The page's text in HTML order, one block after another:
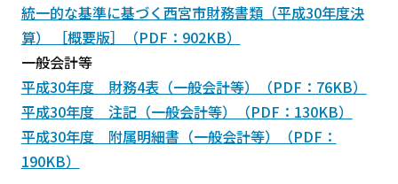
統一的な基準に基づく西宮市財務書類（平成30年度決
算） ［概要版］（PDF：902KB）
一般会計等
平成30年度 財務4表（一般会計等）（PDF：76KB）
平成30年度 注記（一般会計等）（PDF：130KB）
平成30年度 附属明細書（一般会計等）（PDF：
190KB）